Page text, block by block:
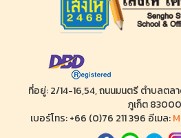
ที่อยู่: 2/14-16,54, ถนนมนตรี ตำบลตล
ภูเก็ต 83000
เบอร์โทร: +66 (0)76 211 396 อีเมล: